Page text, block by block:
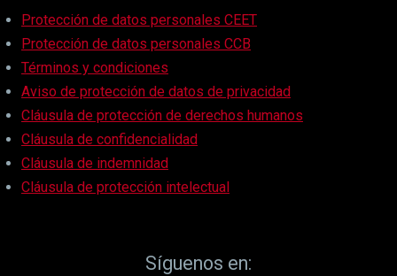
Protección de datos personales CEET
Protección de datos personales CCB
Términos y condiciones
Aviso de protección de datos de privacidad
Cláusula de protección de derechos humanos
Cláusula de confidencialidad
Cláusula de indemnidad
Cláusula de protección intelectual
Síguenos en: